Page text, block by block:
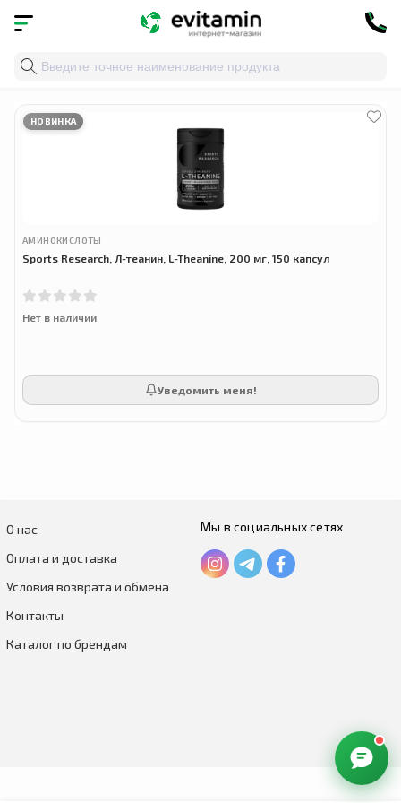
Главная » аминокислота из зелёного
НОВИНКА
АМИНОКИСЛОТЫ
Sports Research, Л-теанин, L-Theanine, 200 мг, 150 капсул
Нет в наличии
Уведомить меня!
О нас
Оплата и доставка
Условия возврата и обмена
Контакты
Каталог по брендам
Мы в социальных сетях